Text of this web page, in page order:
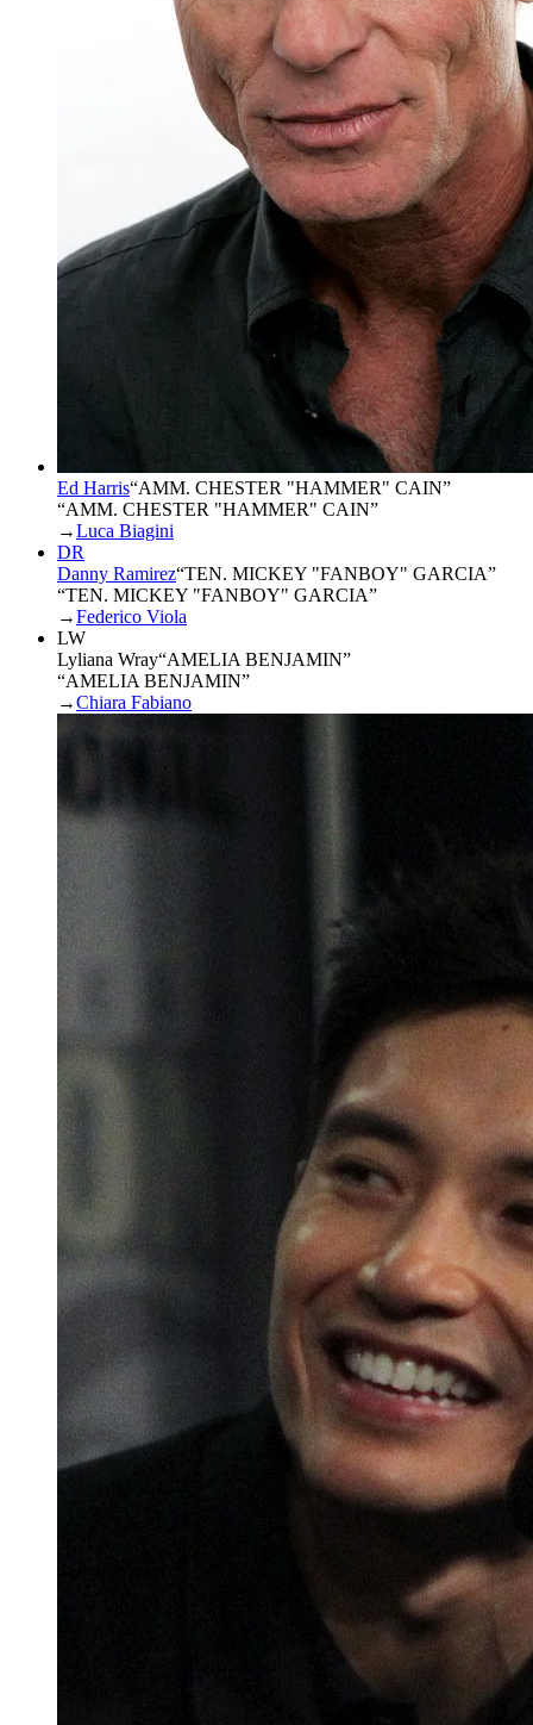
Ed Harris“AMM. CHESTER "HAMMER" CAIN”
“AMM. CHESTER "HAMMER" CAIN”
→Luca Biagini
DR
Danny Ramirez“TEN. MICKEY "FANBOY" GARCIA”
“TEN. MICKEY "FANBOY" GARCIA”
→Federico Viola
LW
Lyliana Wray“AMELIA BENJAMIN”
“AMELIA BENJAMIN”
→Chiara Fabiano